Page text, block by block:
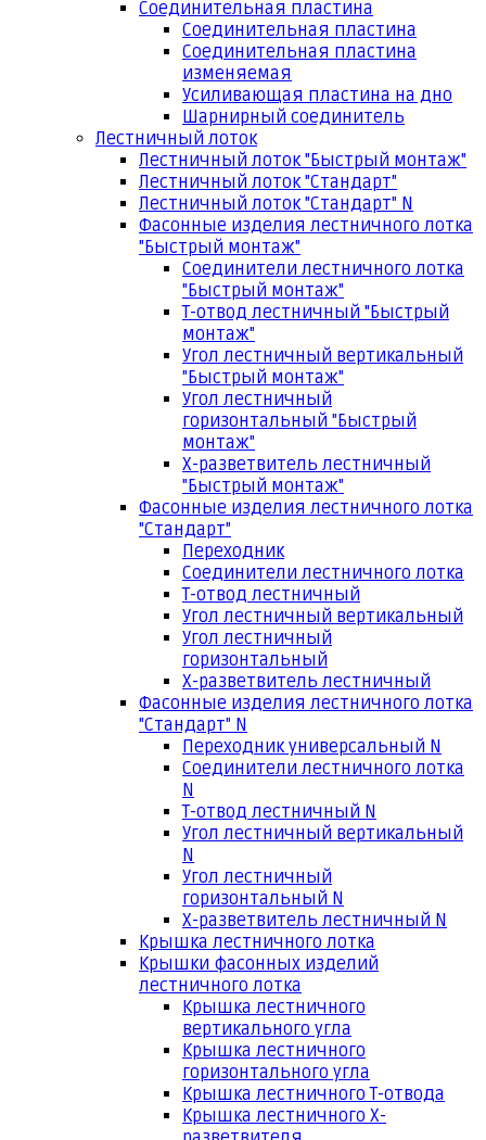
Соединительная пластина
Соединительная пластина
Соединительная пластина
изменяемая
Усиливающая пластина на дно
Шарнирный соединитель
Лестничный лоток
Лестничный лоток "Быстрый монтаж"
Лестничный лоток "Стандарт"
Лестничный лоток "Стандарт" N
Фасонные изделия лестничного лотка
"Быстрый монтаж"
Соединители лестничного лотка
"Быстрый монтаж"
Т-отвод лестничный "Быстрый
монтаж"
Угол лестничный вертикальный
"Быстрый монтаж"
Угол лестничный
горизонтальный "Быстрый
монтаж"
Х-разветвитель лестничный
"Быстрый монтаж"
Фасонные изделия лестничного лотка
"Стандарт"
Переходник
Соединители лестничного лотка
Т-отвод лестничный
Угол лестничный вертикальный
Угол лестничный
горизонтальный
Х-разветвитель лестничный
Фасонные изделия лестничного лотка
"Стандарт" N
Переходник универсальный N
Соединители лестничного лотка
N
Т-отвод лестничный N
Угол лестничный вертикальный
N
Угол лестничный
горизонтальный N
Х-разветвитель лестничный N
Крышка лестничного лотка
Крышки фасонных изделий
лестничного лотка
Крышка лестничного
вертикального угла
Крышка лестничного
горизонтального угла
Крышка лестничного Т-отвода
Крышка лестничного Х-